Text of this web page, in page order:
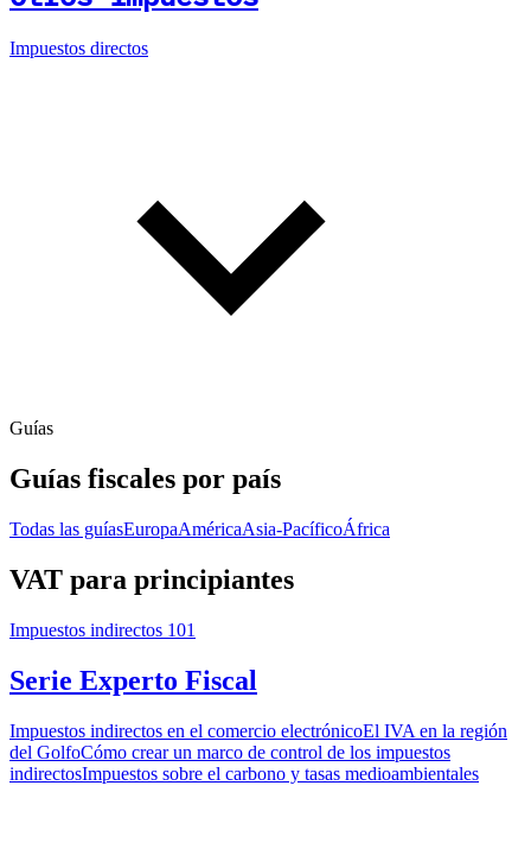
Impuestos directos
Guías
Guías fiscales por país
Todas las guíasEuropaAméricaAsia-PacíficoÁfrica
VAT para principiantes
Impuestos indirectos 101
Serie Experto Fiscal
Impuestos indirectos en el comercio electrónicoEl IVA en la región
del GolfoCómo crear un marco de control de los impuestos
indirectosImpuestos sobre el carbono y tasas medioambientales